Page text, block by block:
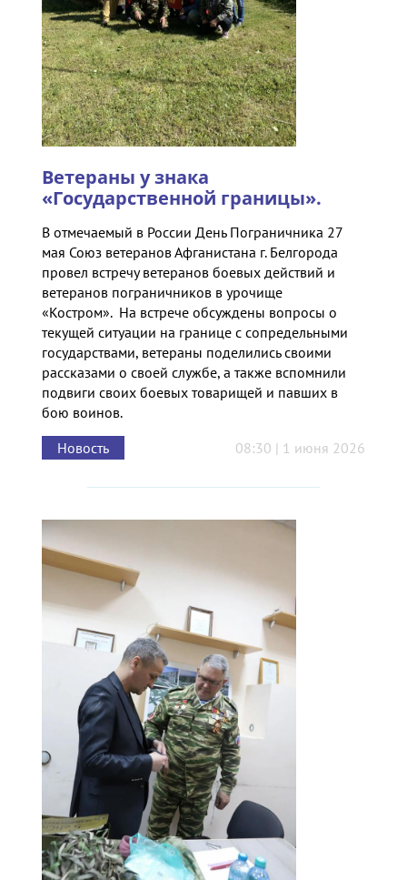
Ветераны у знака
«Государственной границы».
В отмечаемый в России День Пограничника 27
мая Союз ветеранов Афганистана г. Белгорода
провел встречу ветеранов боевых действий и
ветеранов пограничников в урочище
«Костром». На встрече обсуждены вопросы о
текущей ситуации на границе с сопредельными
государствами, ветераны поделились своими
рассказами о своей службе, а также вспомнили
подвиги своих боевых товарищей и павших в
бою воинов.
Новость
08:30 | 1 июня 2026